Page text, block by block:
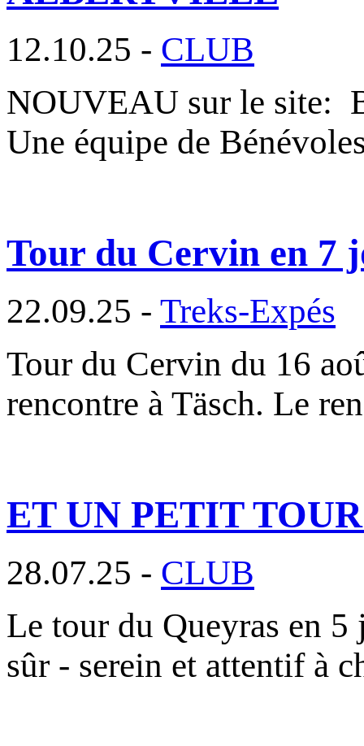
12.10.25 - CLUB
NOUVEAU sur le site:
Une équipe de
Tour du Cervin en 7
22.09.25 - Treks-Expés
Tour du Cervin du 16
rencontre à Täsch. Le
ET UN PETIT
28.07.25 - CLUB
Le tour du Queyras en 5
sûr - serein et attentif à